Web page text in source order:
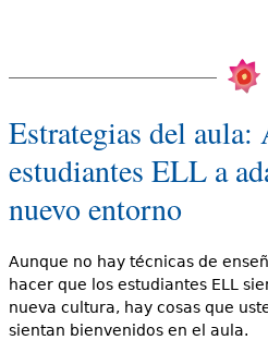
Estrategias del aula:
estudiantes ELL a
nuevo entorno
Aunque no hay técnicas de
hacer que los estudiantes ELL
nueva cultura, hay cosas que
sientan bienvenidos en el aula.